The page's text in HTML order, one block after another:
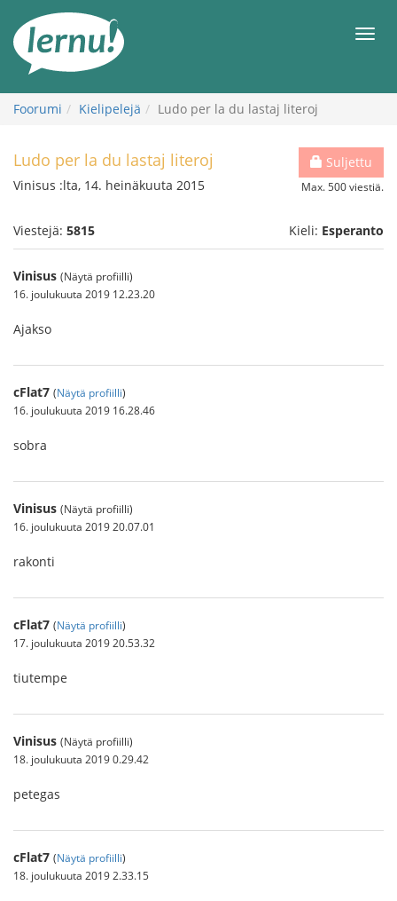
sisältöön
Foorumi Kielipelejä Ludo per la du lastaj literoj
Suljettu
Max. 500 viestiä.
Ludo per la du lastaj literoj
Vinisus :lta, 14. heinäkuuta 2015
Viestejä: 5815 Kieli: Esperanto
Vinisus (Näytä profiilli)
16. joulukuuta 2019 12.23.20
Ajakso
cFlat7 (Näytä profiilli)
16. joulukuuta 2019 16.28.46
sobra
Vinisus (Näytä profiilli)
16. joulukuuta 2019 20.07.01
rakonti
cFlat7 (Näytä profiilli)
17. joulukuuta 2019 20.53.32
tiutempe
Vinisus (Näytä profiilli)
18. joulukuuta 2019 0.29.42
petegas
cFlat7 (Näytä profiilli)
18. joulukuuta 2019 2.33.15